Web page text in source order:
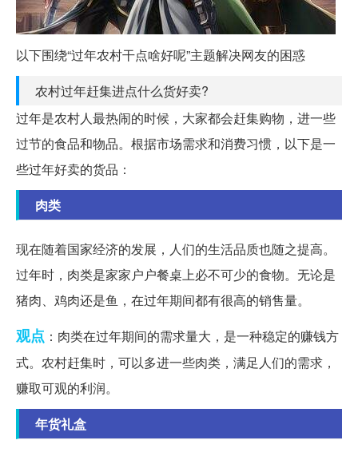
以下围绕“过年农村干点啥好呢”主题解决网友的困惑
农村过年赶集进点什么货好卖?
过年是农村人最热闹的时候，大家都会赶集购物，进一些
过节的食品和物品。根据市场需求和消费习惯，以下是一
些过年好卖的货品：
肉类
现在随着国家经济的发展，人们的生活品质也随之提高。
过年时，肉类是家家户户餐桌上必不可少的食物。无论是
猪肉、鸡肉还是鱼，在过年期间都有很高的销售量。
观点 ：肉类在过年期间的需求量大，是一种稳定的赚钱方
式。农村赶集时，可以多进一些肉类，满足人们的需求，
赚取可观的利润。
年货礼盒